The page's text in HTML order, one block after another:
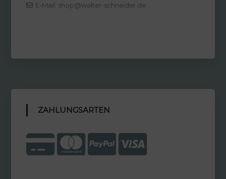
E-Mail: shop@walter-schneider.de
ZAHLUNGSARTEN